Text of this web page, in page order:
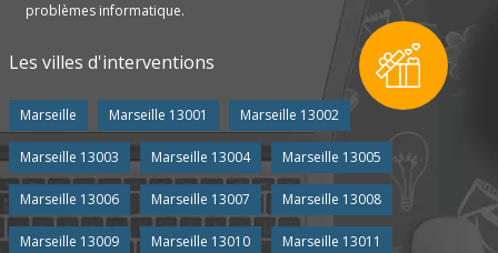
problèmes informatique.
Les villes d'interventions
Marseille Marseille 13001 Marseille 13002
Marseille 13003 Marseille 13004 Marseille 13005
Marseille 13006 Marseille 13007 Marseille 13008
Marseille 13009 Marseille 13010 Marseille 13011